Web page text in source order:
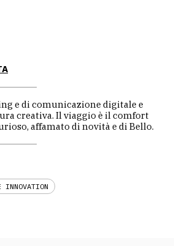
e di comunicazione digitale e
creativa. Il viaggio è il comfort
affamato di novità e di Bello.
INNOVATION